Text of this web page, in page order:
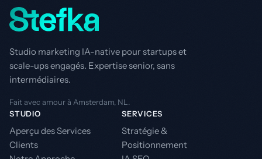
Studio marketing IA-native pour startups et
scale-ups engagés. Expertise senior, sans
intermédiaires.
Fait avec amour à Amsterdam, NL.
STUDIO
Aperçu des Services
Clients
SERVICES
Stratégie &
Positionnement